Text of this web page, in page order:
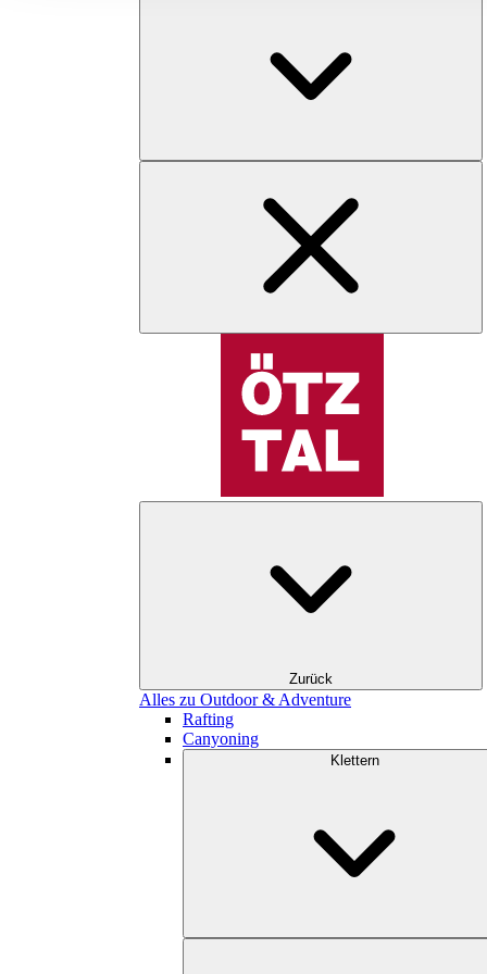
Zurück
Alles zu Outdoor & Adventure
Rafting
Canyoning
Klettern